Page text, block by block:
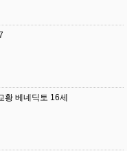
황 베네딕토 16세